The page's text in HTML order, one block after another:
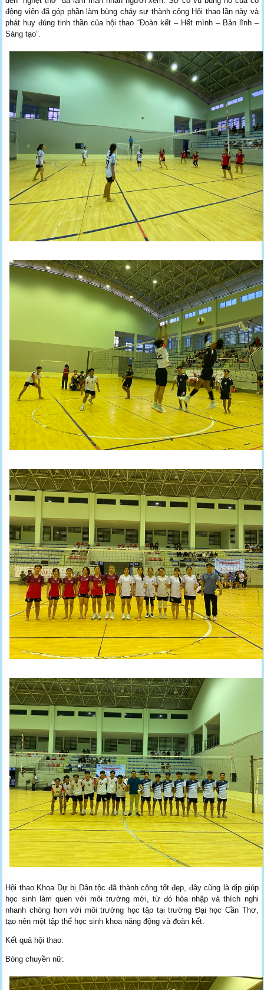
động viên đã góp phần làm bùng cháy sự thành công Hội thao lần này và
phát huy đúng tinh thần của hội thao “Đoàn kết – Hết mình – Bản lĩnh –
Sáng tạo”.
Hội thao Khoa Dự bị Dân tộc đã thành công tốt đẹp, đây cũng là dịp giúp
học sinh làm quen với môi trường mới, từ đó hòa nhập và thích nghi
nhanh chóng hơn với môi trường học tập tại trường Đại học Cần Thơ,
tạo nên một tập thể học sinh khoa năng động và đoàn kết.
Kết quả hội thao:
Bóng chuyền nữ: